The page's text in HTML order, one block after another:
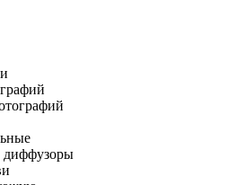
диффузоры